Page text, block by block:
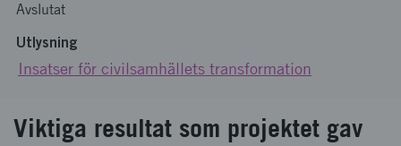
Avslutat
Utlysning
Insatser för civilsamhällets transformation
Viktiga resultat som projektet gav